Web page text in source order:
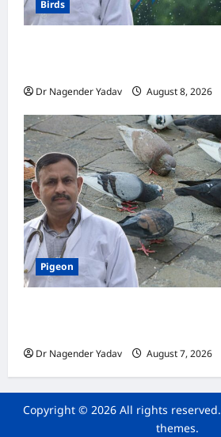
Birds
Dr Nagender Yadav August 8, 2026
Pigeon
Dr Nagender Yadav August 7, 2026
Copyright © 2026 All rights reserved.
themes.